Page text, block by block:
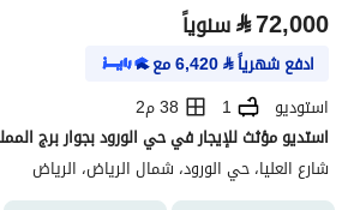
⃁72,000 سنوياً
ادفع شهرياً⃁
6,420مع
استوديو
1
38 م2
استديو مؤثث للإيجار في حي الورود بجوار برج
شارع العليا، حي الورود، شمال الرياض، الرياض